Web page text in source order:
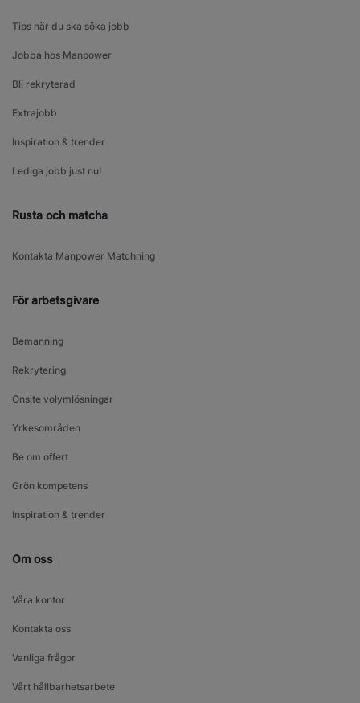
Tips när du ska söka jobb
Jobba hos Manpower
Bli rekryterad
Extrajobb
Inspiration & trender
Lediga jobb just nu!
Rusta och matcha
Kontakta Manpower Matchning
För arbetsgivare
Bemanning
Rekrytering
Onsite volymlösningar
Yrkesområden
Be om offert
Grön kompetens
Inspiration & trender
Om oss
Våra kontor
Kontakta oss
Vanliga frågor
Vårt hållbarhetsarbete